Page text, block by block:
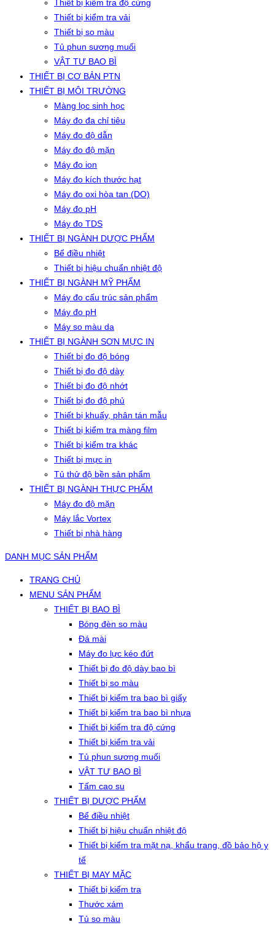
Thiết bị kiểm tra độ cứng
Thiết bị kiểm tra vải
Thiết bị so màu
Tủ phun sương muối
VẬT TƯ BAO BÌ
THIẾT BỊ CƠ BẢN PTN
THIẾT BỊ MÔI TRƯỜNG
Màng lọc sinh học
Máy đo đa chỉ tiêu
Máy đo độ dẫn
Máy đo độ mặn
Máy đo ion
Máy đo kích thước hạt
Máy đo oxi hòa tan (DO)
Máy đo pH
Máy đo TDS
THIẾT BỊ NGÀNH DƯỢC PHẨM
Bể điều nhiệt
Thiết bị hiệu chuẩn nhiệt độ
THIẾT BỊ NGÀNH MỸ PHẨM
Máy đo cấu trúc sản phẩm
Máy đo pH
Máy so màu da
THIẾT BỊ NGÀNH SƠN MỰC IN
Thiết bị đo độ bóng
Thiết bị đo độ dày
Thiết bị đo độ nhớt
Thiết bị đo độ phủ
Thiết bị khuấy, phân tán mẫu
Thiết bị kiểm tra màng film
Thiết bị kiểm tra khác
Thiết bị mực in
Tủ thử độ bền sản phẩm
THIẾT BỊ NGÀNH THỰC PHẨM
Máy đo độ mặn
Máy lắc Vortex
Thiết bị nhà hàng
DANH MỤC SẢN PHẨM
TRANG CHỦ
MENU SẢN PHẨM
THIẾT BỊ BAO BÌ
Bóng đèn so màu
Đá mài
Máy đo lực kéo đứt
Thiết bị đo độ dày bao bì
Thiết bị so màu
Thiết bị kiểm tra bao bì giấy
Thiết bị kiểm tra bao bì nhựa
Thiết bị kiểm tra độ cứng
Thiết bị kiểm tra vải
Tủ phun sương muối
VẬT TƯ BAO BÌ
Tấm cao su
THIẾT BỊ DƯỢC PHẨM
Bể điều nhiệt
Thiết bị hiệu chuẩn nhiệt độ
Thiết bị kiểm tra mặt nạ, khẩu trang, đồ bảo hộ y
tế
THIẾT BỊ MAY MẶC
Thiết bị kiểm tra
Thước xám
Tủ so màu